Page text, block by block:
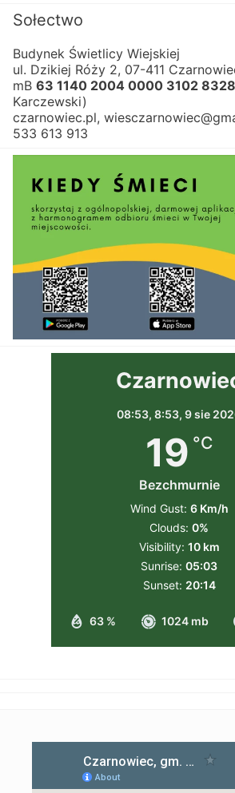
Sołectwo
Budynek Świetlicy Wiejskiej
ul. Dzikiej Róży 2, 07-411
mB 63 1140 2004 0000 3102
Karczewski)
czarnowiec.pl,
533 613 913
08:53, 8:53, 9 sie
19 °C
Bezchmurnie
63 % 1024 mb
Wind Gust: 6 Km/h
Clouds: 0%
Visibility: 10 km
Sunrise: 05:03
Sunset: 20:14